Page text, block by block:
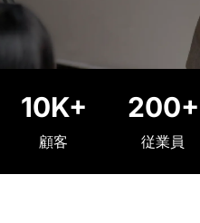
10K+
顧客
200+
従業員